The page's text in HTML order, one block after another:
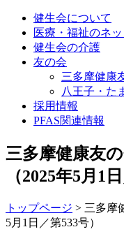
健生会について
医療・福祉のネ
健生会の介護
友の会
三多摩健康
八王子・た
採用情報
PFAS関連情報
三多摩健康友
（2025年5月1
トップページ > 三多摩
5月1日／第533号）